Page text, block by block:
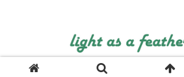
© 1999 light as a feather....